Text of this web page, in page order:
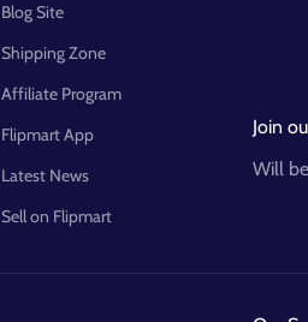
Blog Site
Shipping Zone
Affiliate Program
Flipmart App
Latest News
Sell on Flipmart
Join
Will